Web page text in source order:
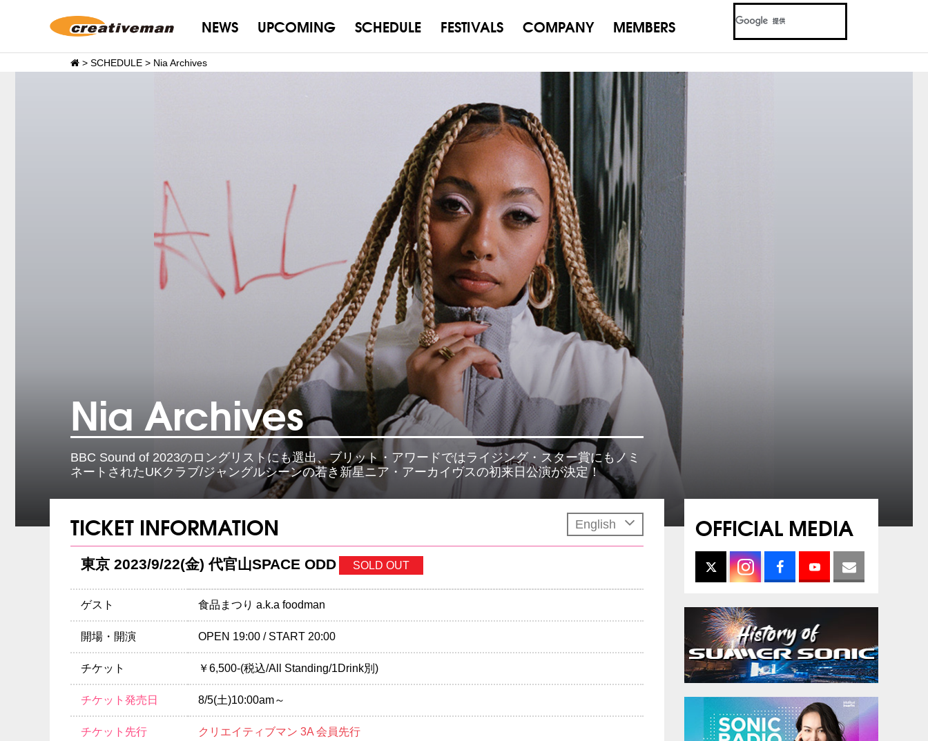
NEWS UPCOMING SCHEDULE FESTIVALS COMPANY MEMBERS
> SCHEDULE > Nia Archives
Nia Archives
BBC Sound of 2023のロングリストにも選出、ブリット・アワードではライジング・スター賞にもノミ
ネートされたUKクラブ/ジャングルシーンの若き新星ニア・アーカイヴスの初来日公演が決定！
English
TICKET INFORMATION
東京 2023/9/22(金) 代官山SPACE ODD SOLD OUT
ゲスト 食品まつり a.k.a foodman
開場・開演 OPEN 19:00 / START 20:00
チケット ￥6,500-(税込/All Standing/1Drink別)
チケット発売日 8/5(土)10:00am～
チケット先行
クリエイティブマン 3A 会員先行
OFFICIAL MEDIA